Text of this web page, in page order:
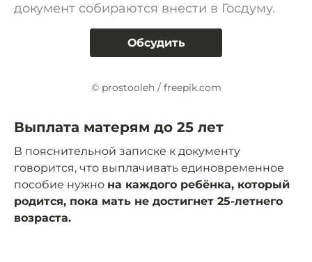
документ собираются внести в Госдуму.
Обсудить
© prostooleh / freepik.com
Выплата матерям до 25 лет
В пояснительной записке к документу
говорится, что выплачивать единовременное
пособие нужно на каждого ребёнка, который
родится, пока мать не достигнет 25-летнего
возраста.